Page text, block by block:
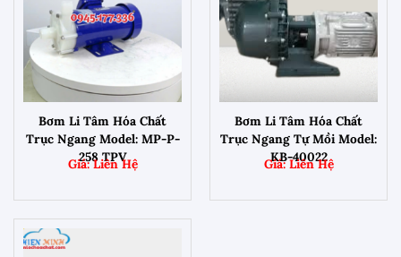
Bơm Li Tâm Hóa Chất
Trục Ngang Model: MP-P-
258 TPV
Bơm Li Tâm Hóa Chất
Trục Ngang Tự Mồi Model:
KB-40022